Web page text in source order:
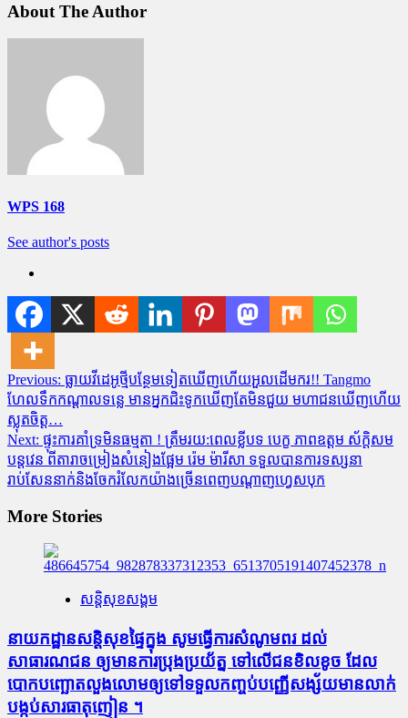
About The Author
WPS 168
See author's posts
Post
navigation
Previous: ធ្លាយវីដេអូថ្មីបន្ថែមទៀតឃើញហើយអួលដើមករ!! Tangmo
ហែលទឹកកណ្តាលទន្លេ មានអ្នកជិះទូកឃើញតែមិនជួយ មហាជនឃើញហើយ
ស្លុតចិត្ត…
Next: ផ្ទុះការគាំទ្រមិនធម្មតា ! ត្រឹមរយ:ពេលខ្លីបទ បេក្ខ ភាពឧត្តម ស័ក្តិសម
បន្តវេន ពីតារាចម្រៀងសំនៀងផ្អែម រ៉េម ម៉ារីសា ទទួលបានការទស្សនា
រាប់សែននាក់និងចែករំលែកយ៉ាងច្រេីនពេញបណ្តាញហ្វេសបុក
More Stories
សន្តិសុខសង្គម
នាយកដ្ឋានសន្តិសុខផ្ទៃក្នុង សូមធ្វើការសំណូមពរ ដល់
សាធារណជន ឲ្យមានការប្រុងប្រយ័ត្ន ទៅលើជនខិលខូច ដែល
បោកបញ្ឆោតលួងលោមឲ្យទៅទទួលកញ្ចប់បញ្ញើសង្ស័យមានលាក់
បង្កប់សារធាតុញៀន ។